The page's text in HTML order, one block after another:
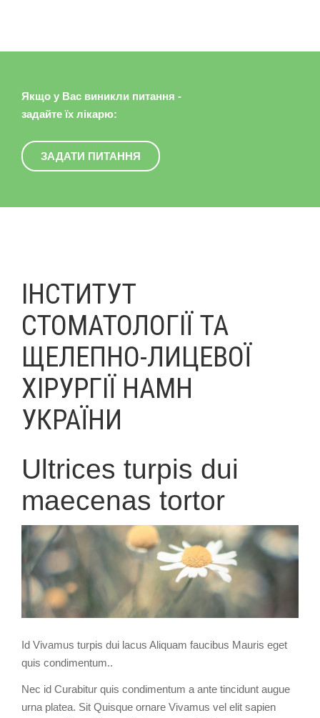
Якщо у Вас виникли питання -
задайте їх лікарю:
ЗАДАТИ ПИТАННЯ
ІНСТИТУТ
СТОМАТОЛОГІЇ ТА
ЩЕЛЕПНО-ЛИЦЕВОЇ
ХІРУРГІЇ НАМН
УКРАЇНИ
Ultrices turpis dui
maecenas tortor
Id Vivamus turpis dui lacus Aliquam faucibus Mauris eget
quis condimentum..
Nec id Curabitur quis condimentum a ante tincidunt augue
urna platea. Sit Quisque ornare Vivamus vel elit sapien